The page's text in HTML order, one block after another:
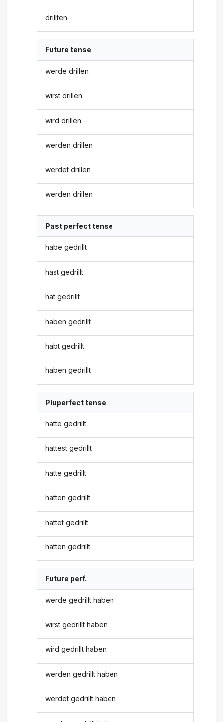
drillten
Future tense
werde drillen
wirst drillen
wird drillen
werden drillen
werdet drillen
werden drillen
Past perfect tense
habe gedrillt
hast gedrillt
hat gedrillt
haben gedrillt
habt gedrillt
haben gedrillt
Pluperfect tense
hatte gedrillt
hattest gedrillt
hatte gedrillt
hatten gedrillt
hattet gedrillt
hatten gedrillt
Future perf.
werde gedrillt haben
wirst gedrillt haben
wird gedrillt haben
werden gedrillt haben
werdet gedrillt haben